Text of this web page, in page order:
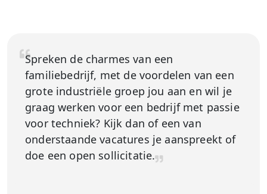
Spreken de charmes van een
familiebedrijf, met de voordelen van een
grote industriële groep jou aan en wil je
graag werken voor een bedrijf met passie
voor techniek? Kijk dan of een van
onderstaande vacatures je aanspreekt of
doe een open sollicitatie.